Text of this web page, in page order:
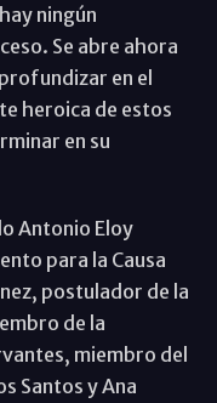
ningún
Se abre ahora
en el
heroica de estos
en su
Antonio Eloy
para la Causa
postulador de la
de la
miembro del
Santos y Ana